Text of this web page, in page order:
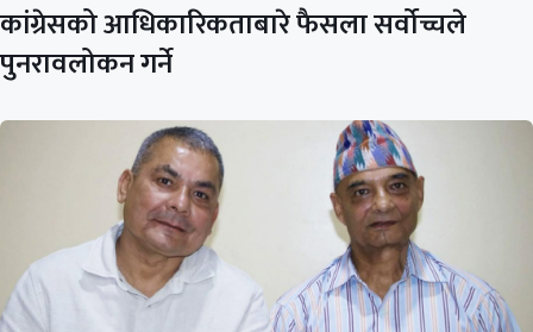
कांग्रेसको आधिकारिकताबारे फैसला सर्वोच्चले
पुनरावलोकन गर्ने